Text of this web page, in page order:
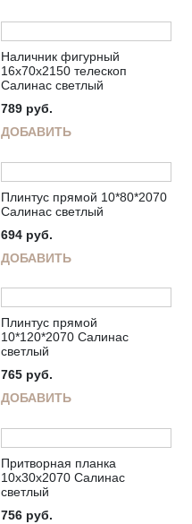
Наличник фигурный
16х70х2150 телескоп
Салинас светлый
789 руб.
ДОБАВИТЬ
Плинтус прямой 10*80*2070
Салинас светлый
694 руб.
ДОБАВИТЬ
Плинтус прямой
10*120*2070 Салинас
светлый
765 руб.
ДОБАВИТЬ
Притворная планка
10х30х2070 Салинас
светлый
756 руб.